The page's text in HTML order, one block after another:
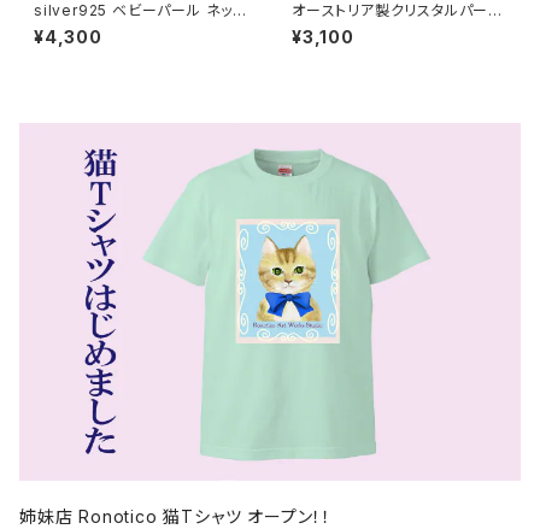
silver925 ベビーパール ネック
レス オーストリア製クリスタルパ
ール 4mmパール 38cm又は4
¥4,300
オーストリア製クリスタルパール
とチェコガラス チューリップ ラ
ペルピン スティックピン ブルー
¥3,100
姉妹店 Ronotico 猫Tシャツ オープン！！